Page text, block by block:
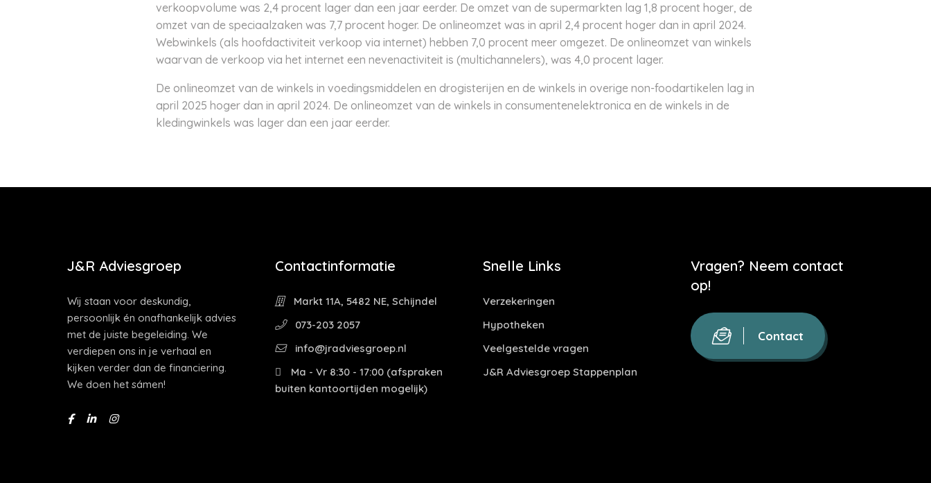
verkoopvolume was 2,4 procent lager dan een jaar eerder. De omzet van de supermarkten lag 1,8 procent hoger, de
omzet van de speciaalzaken was 7,7 procent hoger. De onlineomzet was in april 2,4 procent hoger dan in april 2024.
Webwinkels (als hoofdactiviteit verkoop via internet) hebben 7,0 procent meer omgezet. De onlineomzet van winkels
waarvan de verkoop via het internet een nevenactiviteit is (multichannelers), was 4,0 procent lager.
De onlineomzet van de winkels in voedingsmiddelen en drogisterijen en de winkels in overige non-foodartikelen lag in
april 2025 hoger dan in april 2024. De onlineomzet van de winkels in consumentenelektronica en de winkels in de
kledingwinkels was lager dan een jaar eerder.
J&R Adviesgroep
Wij staan voor deskundig,
persoonlijk én onafhankelijk advies
met de juiste begeleiding. We
verdiepen ons in je verhaal en
kijken verder dan de financiering.
We doen het sámen!
Contactinformatie
Markt 11A, 5482 NE, Schijndel
073-203 2057
info@jradviesgroep.nl
Ma - Vr 8:30 - 17:00 (afspraken
buiten kantoortijden mogelijk)
Snelle Links
Verzekeringen
Hypotheken
Veelgestelde vragen
J&R Adviesgroep Stappenplan
Vragen? Neem contact
op!
Contact